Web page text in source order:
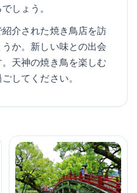
しょう。
介された焼き鳥店を訪
か。新しい味との出会
天神の焼き鳥を楽しむ
してください。